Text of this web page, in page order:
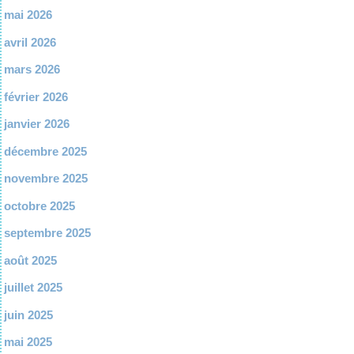
mai 2026
avril 2026
mars 2026
février 2026
janvier 2026
décembre 2025
novembre 2025
octobre 2025
septembre 2025
août 2025
juillet 2025
juin 2025
mai 2025